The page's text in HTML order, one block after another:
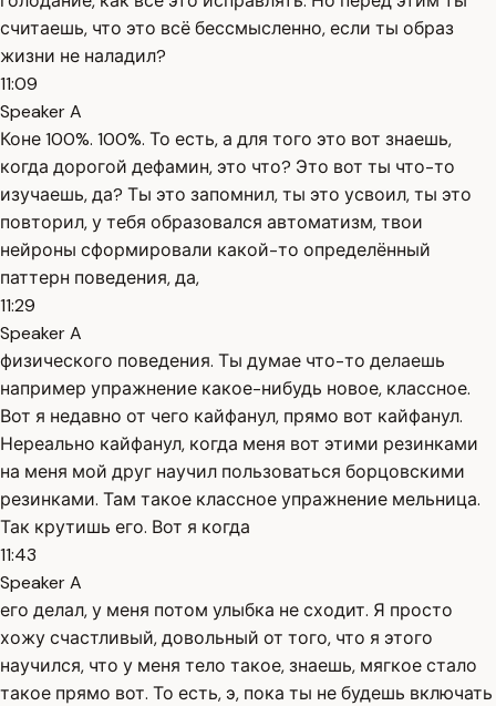
считаешь, что это всё бессмысленно, если ты образ
жизни не наладил?
11:09
Speaker A
Коне 100%. 100%. То есть, а для того это вот знаешь,
когда дорогой дефамин, это что? Это вот ты что-то
изучаешь, да? Ты это запомнил, ты это усвоил, ты это
повторил, у тебя образовался автоматизм, твои
нейроны сформировали какой-то определённый
паттерн поведения, да,
11:29
Speaker A
физического поведения. Ты думае что-то делаешь
например упражнение какое-нибудь новое, классное.
Вот я недавно от чего кайфанул, прямо вот кайфанул.
Нереально кайфанул, когда меня вот этими резинками
на меня мой друг научил пользоваться борцовскими
резинками. Там такое классное упражнение мельница.
Так крутишь его. Вот я когда
11:43
Speaker A
его делал, у меня потом улыбка не сходит. Я просто
хожу счастливый, довольный от того, что я этого
научился, что у меня тело такое, знаешь, мягкое стало
такое прямо вот. То есть, э, пока ты не будешь включать